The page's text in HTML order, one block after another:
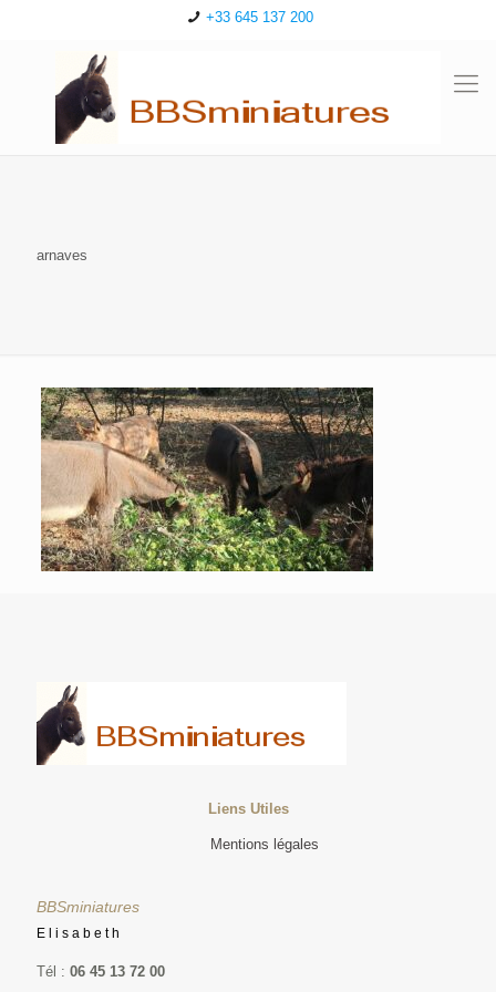
+33 645 137 200
arnaves
Liens Utiles
Mentions légales
BBSminiatures
Elisabeth
Tél : 06 45 13 72 00